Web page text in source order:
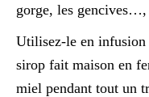
gorge, les gencives…,
Utilisez-le en infusion
sirop fait maison en
miel pendant tout un